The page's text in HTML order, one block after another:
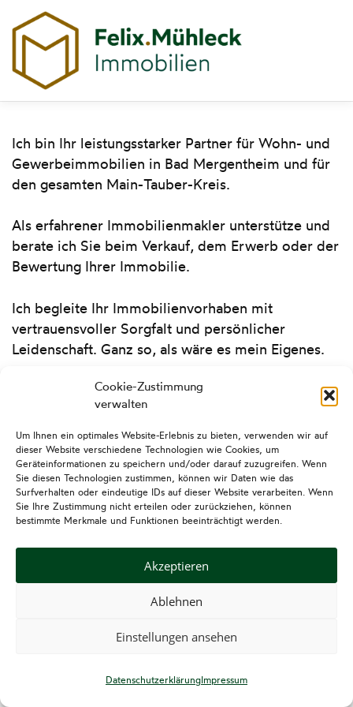
Cookie-Zustimmung
verwalten
Um Ihnen ein optimales Website-Erlebnis zu bieten, verwenden wir auf
dieser Website verschiedene Technologien wie Cookies, um
Geräteinformationen zu speichern und/oder darauf zuzugreifen. Wenn
Sie diesen Technologien zustimmen, können wir Daten wie das
Surfverhalten oder eindeutige IDs auf dieser Website verarbeiten. Wenn
Sie Ihre Zustimmung nicht erteilen oder zurückziehen, können
bestimmte Merkmale und Funktionen beeinträchtigt werden.
Akzeptieren
Ablehnen
Einstellungen ansehen
DatenschutzerklärungImpressum
Inhalt
springen
KONTAKT
Ich bin Ihr leistungsstarker Partner für Wohn- und
Gewerbeimmobilien in Bad Mergentheim und für
den gesamten Main-Tauber-Kreis.
Als erfahrener Immobilienmakler unterstütze und
berate ich Sie beim Verkauf, dem Erwerb oder der
Bewertung Ihrer Immobilie.
Ich begleite Ihr Immobilienvorhaben mit
vertrauensvoller Sorgfalt und persönlicher
Leidenschaft. Ganz so, als wäre es mein Eigenes.
Felix Mühleck Immobilien
Copyright © 2026 Felix Mühleck Immobilien Bad Mergentheim